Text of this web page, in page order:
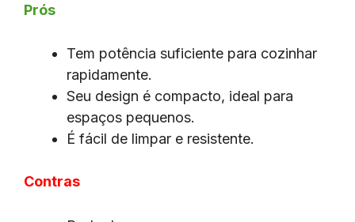
Prós
Tem potência suficiente para cozinhar
rapidamente.
Seu design é compacto, ideal para
espaços pequenos.
É fácil de limpar e resistente.
Contras